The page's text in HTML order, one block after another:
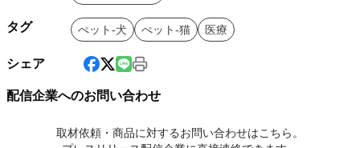
タグ ぺット-犬 ぺット-猫 医療
シェア
配信企業へのお問い合わせ
取材依頼・商品に対するお問い合わせはこちら。